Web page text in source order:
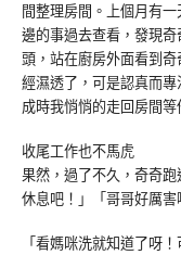
間整理房間。上個月有
邊的事過去查看，發現
頭，站在廚房外面看到
經濕透了，可是認真而
成時我悄悄的走回房間等
收尾工作也不馬虎
果然，過了不久，奇奇
休息吧！」「哥哥好厲害
「看媽咪洗就知道了呀